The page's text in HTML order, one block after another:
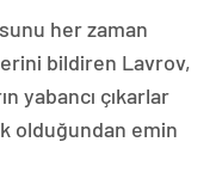
her zaman
bildiren Lavrov,
yabancı çıkarlar
olduğundan emin